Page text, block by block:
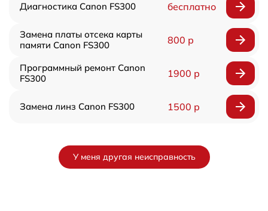
Диагностика Canon FS300 бесплатно
Замена платы отсека карты
памяти Canon FS300
800 р
Программный ремонт Canon
FS300
1900 р
Замена линз Canon FS300 1500 р
У меня другая неисправность